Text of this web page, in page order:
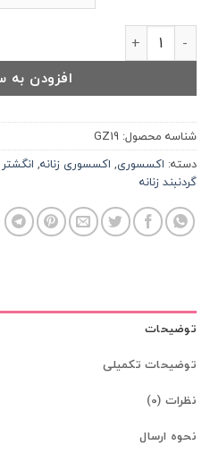
ست انگشتر و گردنبند زنانه کدGZ19 عدد
افزودن به
شناسه محصول: GZ19
دسته: اکسسوری,اکسسوری زنانه,انگشتر
گردنبند زنانه
توضیحات
توضیحات تکمیلی
نظرات (0)
نحوه ارسال